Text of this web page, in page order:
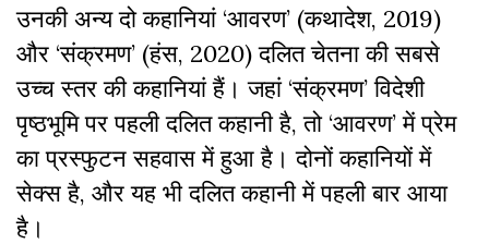
उनकी अन्य दो कहानियां ‘आवरण’ (कथादेश, 2019)
और ‘संक्रमण’ (हंस, 2020) दलित चेतना की सबसे
उच्च स्तर की कहानियां हैं। जहां ‘संक्रमण’ विदेशी
पृष्ठभूमि पर पहली दलित कहानी है, तो ‘आवरण’ में प्रेम
का प्रस्फुटन सहवास में हुआ है। दोनों कहानियों में
सेक्स है, और यह भी दलित कहानी में पहली बार आया
है।